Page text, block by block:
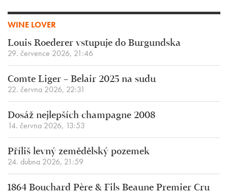
WINE LOVER
Louis Roederer vstupuje do Burgundska
29. července 2026, 21:46
Comte Liger – Belair 2025 na sudu
22. června 2026, 22:31
Dosáž nejlepších champagne 2008
14. června 2026, 13:53
Příliš levný zemědělský pozemek
24. dubna 2026, 21:59
1864 Bouchard Père & Fils Beaune Premier Cru